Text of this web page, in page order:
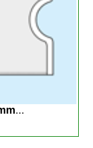
...